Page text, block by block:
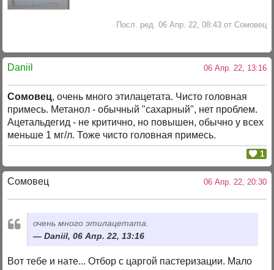
Посл. ред. 06 Апр. 22, 08:43 от Сомовец
Daniil 06 Апр. 22, 13:16
Сомовец, очень много этилацетата. Чисто головная
примесь. Метанол - обычный "сахарный", нет проблем.
Ацетальдегид - не критично, но повышен, обычно у всех
меньше 1 мг/л. Тоже чисто головная примесь.
1
Сомовец 06 Апр. 22, 20:30
очень много этилацетата.
Daniil, 06 Апр. 22, 13:16
Вот тебе и нате... Отбор с царгой пастеризации. Мало